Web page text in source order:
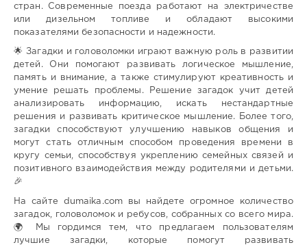
стран. Современные поезда работают на электричестве
или дизельном топливе и обладают высокими
показателями безопасности и надежности.
🌟 Загадки и головоломки играют важную роль в развитии
детей. Они помогают развивать логическое мышление,
память и внимание, а также стимулируют креативность и
умение решать проблемы. Решение загадок учит детей
анализировать информацию, искать нестандартные
решения и развивать критическое мышление. Более того,
загадки способствуют улучшению навыков общения и
могут стать отличным способом проведения времени в
кругу семьи, способствуя укреплению семейных связей и
позитивного взаимодействия между родителями и детьми.
🎉
На сайте dumaika.com вы найдете огромное количество
загадок, головоломок и ребусов, собранных со всего мира.
🌍 Мы гордимся тем, что предлагаем пользователям
лучшие загадки, которые помогут развивать